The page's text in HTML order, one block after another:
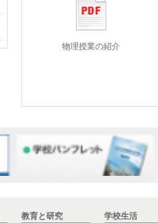
物理授業の紹介
教育と研究 学校生活